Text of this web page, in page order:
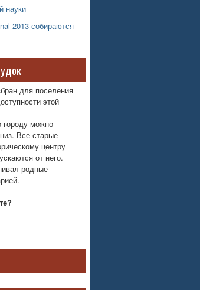
науки
2013 собираются
для поселения
этой
городу можно
Все старые
центру
от него.
родные